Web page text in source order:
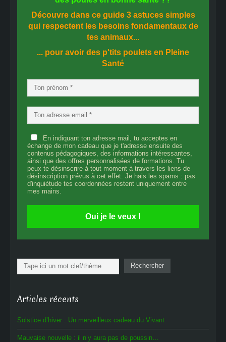
Découvre dans ce guide 3 astuces simples
qui respectent les besoins fondamentaux de
tes animaux...
... pour avoir des p'tits poulets en Pleine
Santé
En indiquant ton adresse mail, tu acceptes en
échange de mon cadeau que je t'adresse ensuite des
contenus pédagogiques, des informations intéressantes,
ainsi que des offres personnalisées de formations. Tu
peux te désinscrire à tout moment à travers les liens de
désinscription prévus à cet effet. Je hais les spams : pas
d'inquiétude tes coordonnées restent uniquement entre
mes mains.
Oui je le veux !
Rechercher Rechercher
Articles récents
Solstice d’hiver : Un merveilleux cadeau du Vivant
Mauvaise nouvelle : il n’y aura pas de poussin…